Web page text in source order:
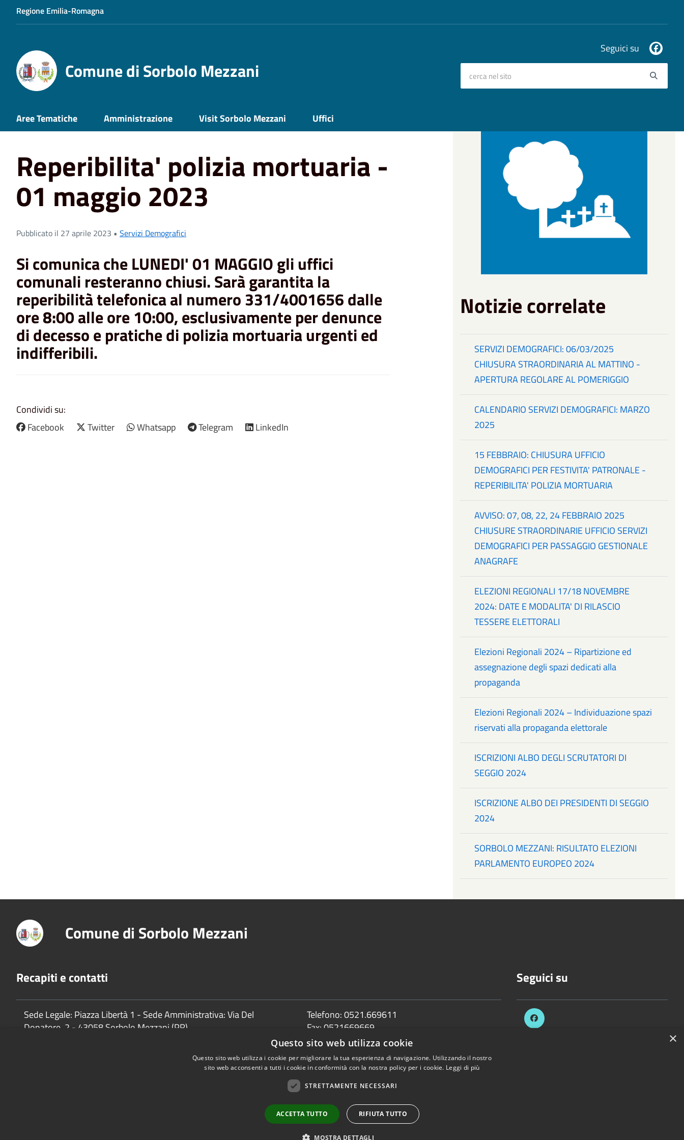
Regione Emilia-Romagna
Comune di Sorbolo Mezzani
Seguici su
Aree Tematiche Amministrazione Visit Sorbolo Mezzani Uffici
Home News Servizi Demografici Reperibilita' polizia mortuaria - 01 maggio 2023
Reperibilita' polizia mortuaria -
01 maggio 2023
Pubblicato il 27 aprile 2023 • Servizi Demografici
Si comunica cheLUNEDI' 01 MAGGIOgli uffici
comunali resteranno chiusi.Sarà garantita la
reperibilità telefonica al numero 331/4001656 dalle
ore 8:00 alle ore 10:00,esclusivamenteper denunce
di decesso e pratiche di polizia mortuaria urgenti ed
indifferibili.
Condividi su:
Facebook
Twitter Whatsapp Telegram LinkedIn
Notizie correlate
SERVIZI DEMOGRAFICI: 06/03/2025
CHIUSURA STRAORDINARIA AL MATTINO -
APERTURA REGOLARE AL POMERIGGIO
CALENDARIO SERVIZI DEMOGRAFICI: MARZO
2025
15 FEBBRAIO: CHIUSURA UFFICIO
DEMOGRAFICI PER FESTIVITA' PATRONALE -
REPERIBILITA' POLIZIA MORTUARIA
AVVISO: 07, 08, 22, 24 FEBBRAIO 2025
CHIUSURE STRAORDINARIE UFFICIO SERVIZI
DEMOGRAFICI PER PASSAGGIO GESTIONALE
ANAGRAFE
ELEZIONI REGIONALI 17/18 NOVEMBRE
2024: DATE E MODALITA' DI RILASCIO
TESSERE ELETTORALI
Elezioni Regionali 2024 – Ripartizione ed
assegnazione degli spazi dedicati alla
propaganda
Elezioni Regionali 2024 – Individuazione spazi
riservati alla propaganda elettorale
ISCRIZIONI ALBO DEGLI SCRUTATORI DI
SEGGIO 2024
ISCRIZIONE ALBO DEI PRESIDENTI DI SEGGIO
2024
SORBOLO MEZZANI: RISULTATO ELEZIONI
PARLAMENTO EUROPEO 2024
Comune di Sorbolo Mezzani
Recapiti e contatti
Sede Legale: Piazza Libertà 1 - Sede Amministrativa: Via Del
Donatore, 2 - 43058 Sorbolo Mezzani (PR)
Telefono:0521.669611
Fax:0521669669
Email:info@comune.sorbolomezzani.pr.it
Pec:
protocollo@postacert.comune.sorbolomezzani.pr.it
Seguici su
Copyright © 2026 • Comune di Sorbolo Mezzani • Powered by
×
Questo sito web utilizza cookie
Questo sito web utilizza i cookie per migliorare la tua esperienza di navigazione. Utilizzando il nostro
sito web acconsenti a tutti i cookie in conformità con la nostra policy per i cookie. Leggi di più
STRETTAMENTE NECESSARI
ACCETTA TUTTO RIFIUTA TUTTO
MOSTRA DETTAGLI